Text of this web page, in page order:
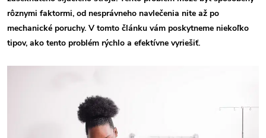
rôznymi faktormi, od nesprávneho navlečenia nite až po
mechanické poruchy. V tomto článku vám poskytneme niekoľko
tipov, ako tento problém rýchlo a efektívne vyriešiť.